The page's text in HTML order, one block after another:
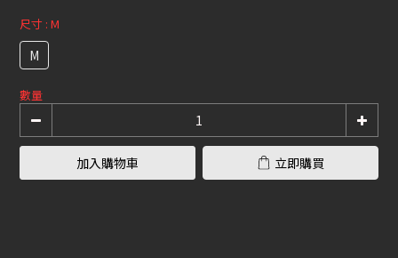
尺寸 : M
M
數量
加入購物車 立即購買